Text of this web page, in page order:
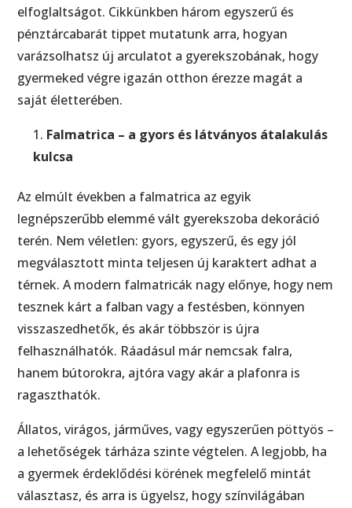
elfoglaltságot. Cikkünkben három egyszerű és
pénztárcabarát tippet mutatunk arra, hogyan
varázsolhatsz új arculatot a gyerekszobának, hogy
gyermeked végre igazán otthon érezze magát a
saját életterében.
Falmatrica – a gyors és látványos átalakulás
kulcsa
Az elmúlt években a falmatrica az egyik
legnépszerűbb elemmé vált gyerekszoba dekoráció
terén. Nem véletlen: gyors, egyszerű, és egy jól
megválasztott minta teljesen új karaktert adhat a
térnek. A modern falmatricák nagy előnye, hogy nem
tesznek kárt a falban vagy a festésben, könnyen
visszaszedhetők, és akár többször is újra
felhasználhatók. Ráadásul már nemcsak falra,
hanem bútorokra, ajtóra vagy akár a plafonra is
ragaszthatók.
Állatos, virágos, járműves, vagy egyszerűen pöttyös –
a lehetőségek tárháza szinte végtelen. A legjobb, ha
a gyermek érdeklődési körének megfelelő mintát
választasz, és arra is ügyelsz, hogy színvilágában